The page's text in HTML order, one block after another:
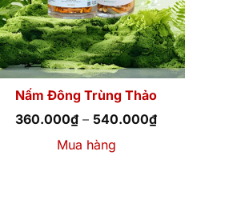
Nấm Đông Trùng Thảo
360.000₫ – 540.000₫Khoảng
Mua hàng